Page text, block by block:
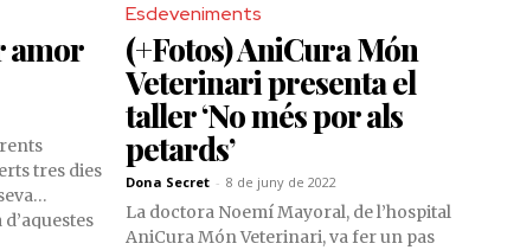
amor
tres dies
Esdeveniments
(+Fotos) AniCura Món
Veterinari presenta el
taller ‘No més por als
petards’
Dona Secret - 8 de juny de 2022
La doctora Noemí Mayoral, de l’hospital
AniCura Món Veterinari, va fer un pas